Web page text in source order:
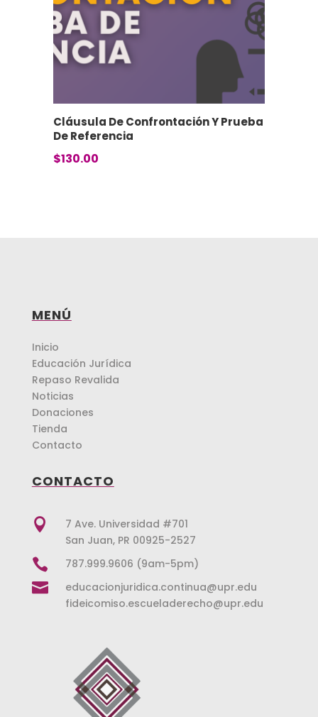
Cláusula De Confrontación Y Prueba
De Referencia
$130.00
MENÚ
Inicio
Educación Jurídica
Repaso Revalida
Noticias
Donaciones
Tienda
Contacto
CONTACTO

7 Ave. Universidad #701
San Juan, PR 00925-2527
 787.999.9606 (9am-5pm)

educacionjuridica.continua@upr.edu
fideicomiso.escueladerecho@upr.edu